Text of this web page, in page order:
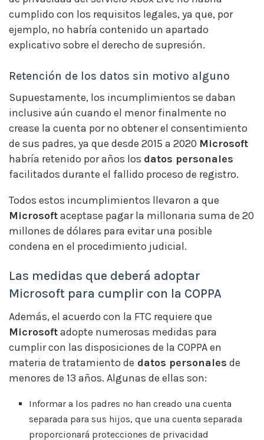
cumplido con los requisitos legales, ya que, por
ejemplo, no habría contenido un apartado
explicativo sobre el derecho de supresión.
Retención de los datos sin motivo alguno
Supuestamente, los incumplimientos se daban
inclusive aún cuando el menor finalmente no
crease la cuenta por no obtener el consentimiento
de sus padres, ya que desde 2015 a 2020 Microsoft
habría retenido por años los datos personales
facilitados durante el fallido proceso de registro.
Todos estos incumplimientos llevaron a que
Microsoftaceptase pagar la millonaria suma de 20
millones de dólares para evitar una posible
condena en el procedimiento judicial.
Las medidas que deberá adoptar
Microsoft para cumplir con la COPPA
Además, el acuerdo con la FTC requiere que
Microsoftadopte numerosas medidas para
cumplir con las disposiciones de la COPPA en
materia de tratamiento de datos personales de
menores de 13 años. Algunas de ellas son:
Informar a los padres no han creado una cuenta
separada para sus hijos, que una cuenta separada
proporcionará protecciones de privacidad